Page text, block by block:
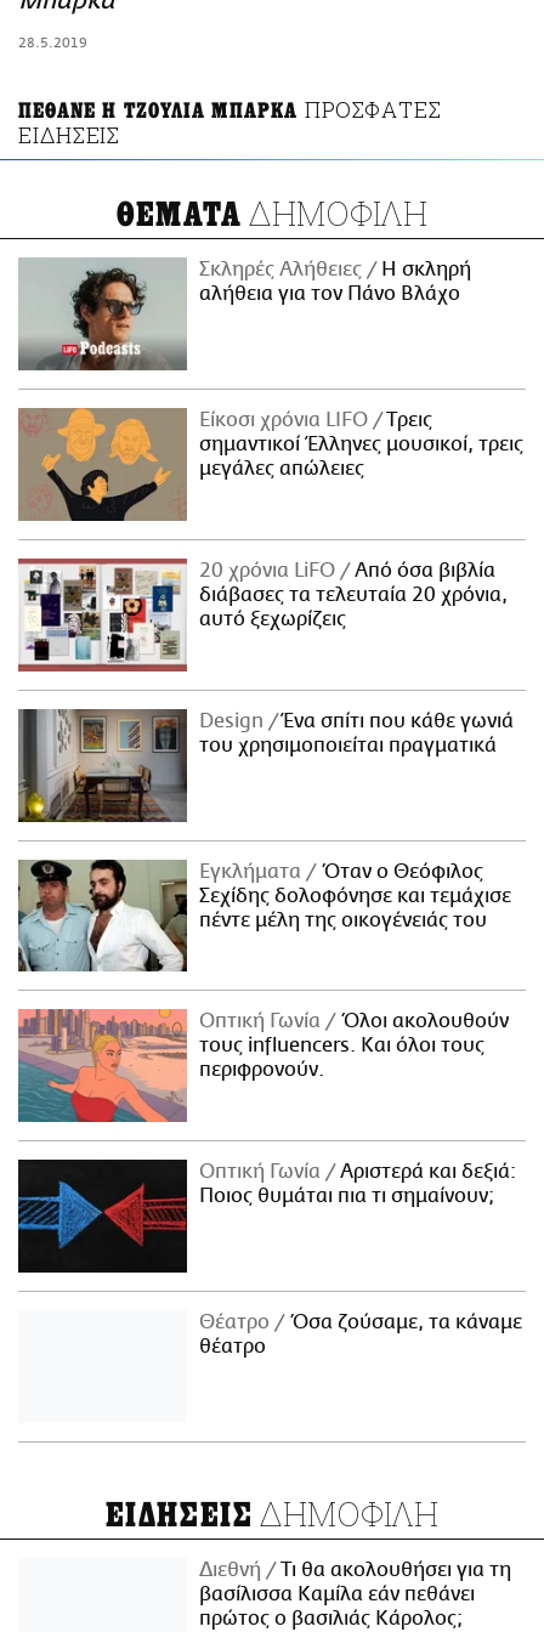
28.5.2019
ΠΕΘΑΝΕ Η ΤΖΟΥΛΙΑ ΜΠΑΡΚΑ ΠΡΟΣΦΑΤΕΣ
ΕΙΔΗΣΕΙΣ
ΘΕΜΑΤΑ ΔΗΜΟΦΙΛΗ
Σκληρές Αλήθειες
H σκληρή
αλήθεια για τον Πάνο Βλάχο
Είκοσι χρόνια LIFO
Tρεις
σημαντικοί Έλληνες μουσικοί, τρεις
μεγάλες απώλειες
20 χρόνια LiFO
Από όσα βιβλία
διάβασες τα τελευταία 20 χρόνια,
αυτό ξεχωρίζεις
Design
Ένα σπίτι που κάθε γωνιά
του χρησιμοποιείται πραγματικά
Εγκλήματα
Όταν ο Θεόφιλος
Σεχίδης δολοφόνησε και τεμάχισε
πέντε μέλη της οικογένειάς του
Οπτική Γωνία
Όλοι ακολουθούν
τους influencers. Και όλοι τους
περιφρονούν.
Οπτική Γωνία
Αριστερά και δεξιά:
Ποιος θυμάται πια τι σημαίνουν;
Θέατρο
Όσα ζούσαμε, τα κάναμε
θέατρο
ΕΙΔΗΣΕΙΣ ΔΗΜΟΦΙΛΗ
Διεθνή
Τι θα ακολουθήσει για τη
βασίλισσα Καμίλα εάν πεθάνει
πρώτος ο βασιλιάς Κάρολος;